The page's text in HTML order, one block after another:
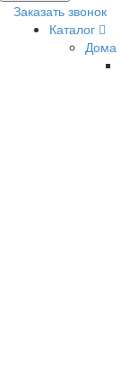
Заказать звонок
Каталог
Дома